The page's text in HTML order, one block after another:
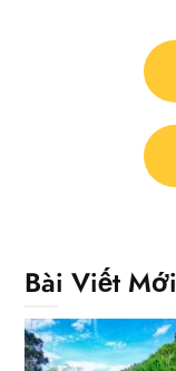
Bài Viết Mới